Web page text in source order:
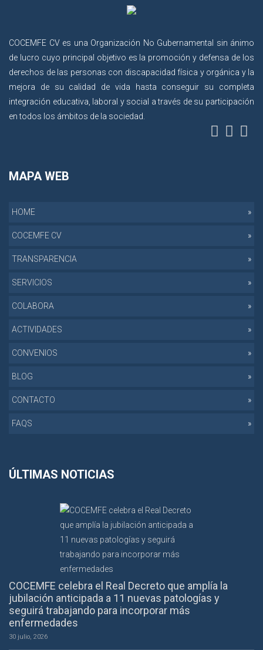
COCEMFE CV es una Organización No Gubernamental sin ánimo
de lucro cuyo principal objetivo es la promoción y defensa de los
derechos de las personas con discapacidad física y orgánica y la
mejora de su calidad de vida hasta conseguir su completa
integración educativa, laboral y social a través de su participación
en todos los ámbitos de la sociedad.
MAPA WEB
HOME
COCEMFE CV
TRANSPARENCIA
SERVICIOS
COLABORA
ACTIVIDADES
CONVENIOS
BLOG
CONTACTO
FAQS
ÚLTIMAS NOTICIAS
COCEMFE celebra el Real Decreto que amplía la
jubilación anticipada a 11 nuevas patologías y
seguirá trabajando para incorporar más
enfermedades
30 julio, 2026